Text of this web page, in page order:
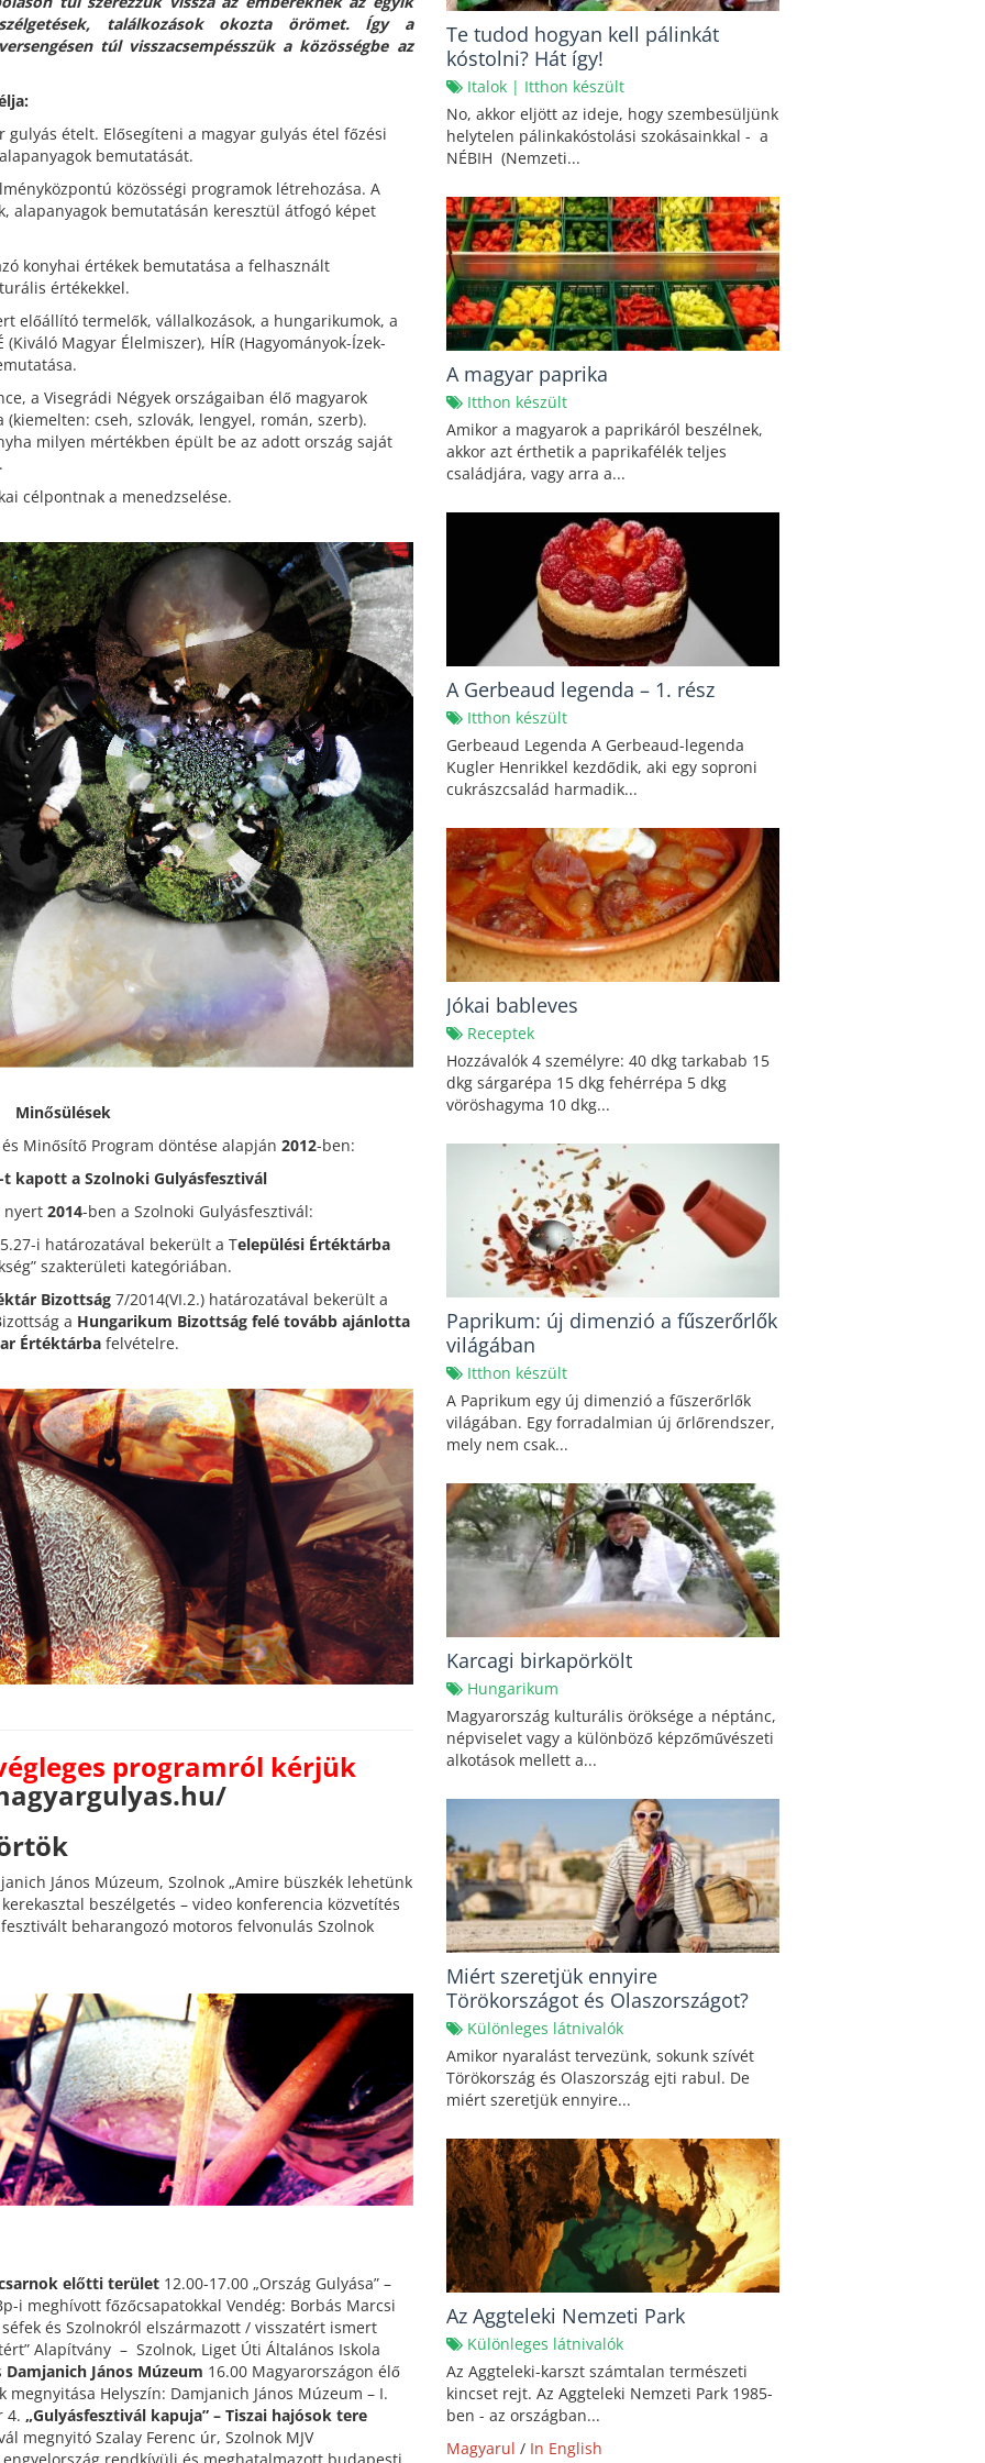
találkozások okozta örömet. Így a
túl visszacsempésszük a közösségbe az
:
ételt. Elősegíteni a magyar gulyás étel főzési
bemutatását.
közösségi programok létrehozása. A
alapanyagok bemutatásán keresztül átfogó képet
konyhai értékek bemutatása a felhasznált
értékekkel.
előállító termelők, vállalkozások, a hungarikumok, a
Magyar Élelmiszer), HÍR (Hagyományok-Ízek-
a Visegrádi Négyek országaiban élő magyarok
cseh, szlovák, lengyel, román, szerb).
milyen mértékben épült be az adott ország saját
célpontnak a menedzselése.
Minősülések
Minősítő Program döntése alapján2012-ben:
kapott a Szolnoki Gulyásfesztivál
nyert2014-ben a Szolnoki Gulyásfesztivál:
i határozatával bekerült a Települési Értéktárba
szakterületi kategóriában.
Bizottság 7/2014(VI.2.) határozatával bekerült a
a Hungarikum Bizottság felé tovább ajánlotta
Értéktárbafelvételre.
programról kérjük
János Múzeum, Szolnok „Amire büszkék lehetünk
beszélgetés – video konferencia közvetítés
beharangozó motoros felvonulás Szolnok
előtti terület 12.00-17.00 „Ország Gulyása” –
i meghívott főzőcsapatokkal Vendég: Borbás Marcsi
és Szolnokról elszármazott / visszatért ismert
Alapítvány – Szolnok, Liget Úti Általános Iskola
Damjanich János Múzeum 16.00 Magyarországon élő
Helyszín: Damjanich János Múzeum – I.
4. „Gulyásfesztivál kapuja” – Tiszai hajósok tere
megnyitó Szalay Ferenc úr, Szolnok MJV
rendkívüli és meghatalmazott budapesti
Te tudod hogyan kell pálinkát
kóstolni? Hát így!
Italok| Itthon készült
No, akkor eljött az ideje, hogy szembesüljünk
helytelen pálinkakóstolási szokásainkkal - a
NÉBIH (Nemzeti...
A magyar paprika
Itthon készült
Amikor a magyarok a paprikáról beszélnek,
akkor azt érthetik a paprikafélék teljes
családjára, vagy arra a...
A Gerbeaud legenda – 1. rész
Itthon készült
Gerbeaud Legenda A Gerbeaud-legenda
Kugler Henrikkel kezdődik, aki egy soproni
cukrászcsalád harmadik...
Jókai bableves
Receptek
Hozzávalók 4 személyre: 40 dkg tarkabab 15
dkg sárgarépa 15 dkg fehérrépa 5 dkg
vöröshagyma 10 dkg...
Paprikum: új dimenzió a fűszerőrlők
világában
Itthon készült
A Paprikum egy új dimenzió a fűszerőrlők
világában. Egy forradalmian új őrlőrendszer,
mely nem csak...
Karcagi birkapörkölt
Hungarikum
Magyarország kulturális öröksége a néptánc,
népviselet vagy a különböző képzőművészeti
alkotások mellett a...
Miért szeretjük ennyire
Törökországot és Olaszországot?
Különleges látnivalók
Amikor nyaralást tervezünk, sokunk szívét
Törökország és Olaszország ejti rabul. De
miért szeretjük ennyire...
Az Aggteleki Nemzeti Park
Különleges látnivalók
Az Aggteleki-karszt számtalan természeti
kincset rejt. Az Aggteleki Nemzeti Park 1985-
ben - az országban...
Magyarul / In English